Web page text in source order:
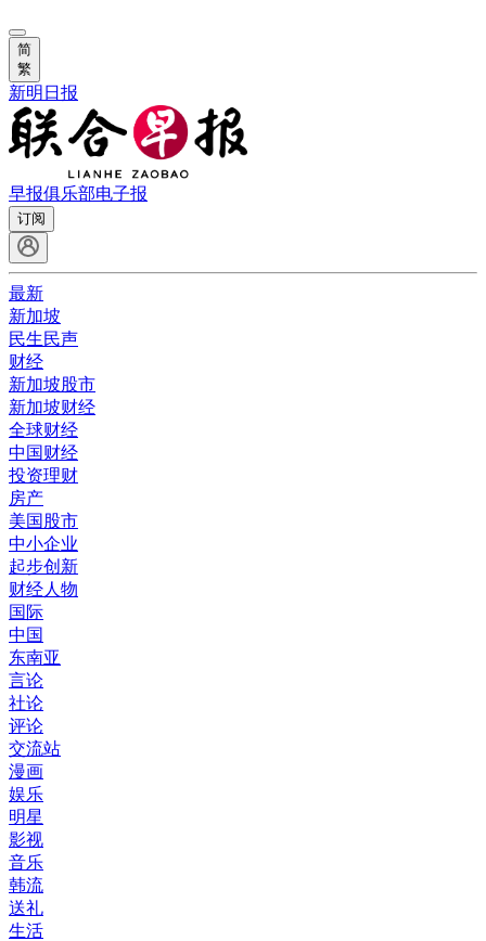
简
繁
新明日报
早报俱乐部电子报
订阅
最新
新加坡
民生民声
财经
新加坡股市
新加坡财经
全球财经
中国财经
投资理财
房产
美国股市
中小企业
起步创新
财经人物
国际
中国
东南亚
言论
社论
评论
交流站
漫画
娱乐
明星
影视
音乐
韩流
送礼
生活